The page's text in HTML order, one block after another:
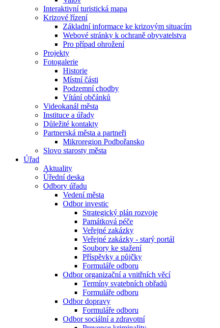
Interaktivní turistická mapa
Krizové řízení
Základní informace ke krizovým situacím
Webové stránky k ochraně obyvatelstva
Pro případ ohrožení
Projekty
Fotogalerie
Historie
Místní části
Podzemní chodby
Vítání občánků
Videokanál města
Instituce a úřady
Důležité kontakty
Partnerská města a partneři
Mikroregion Podbořansko
Slovo starosty města
Úřad
Aktuality
Úřední deska
Odbory úřadu
Vedení města
Odbor investic
Strategický plán rozvoje
Památková péče
Veřejné zakázky
Veřejné zakázky - starý portál
Soubory ke stažení
Příspěvky a půjčky
Formuláře odboru
Odbor organizační a vnitřních věcí
Termíny svatebních obřadů
Formuláře odboru
Odbor dopravy
Formuláře odboru
Odbor sociální a zdravotní